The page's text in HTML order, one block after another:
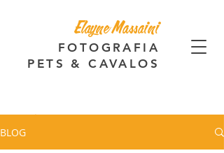
Elayne Massaini
FOTOGRAFIA
PETS & CAVALOS
BLOG